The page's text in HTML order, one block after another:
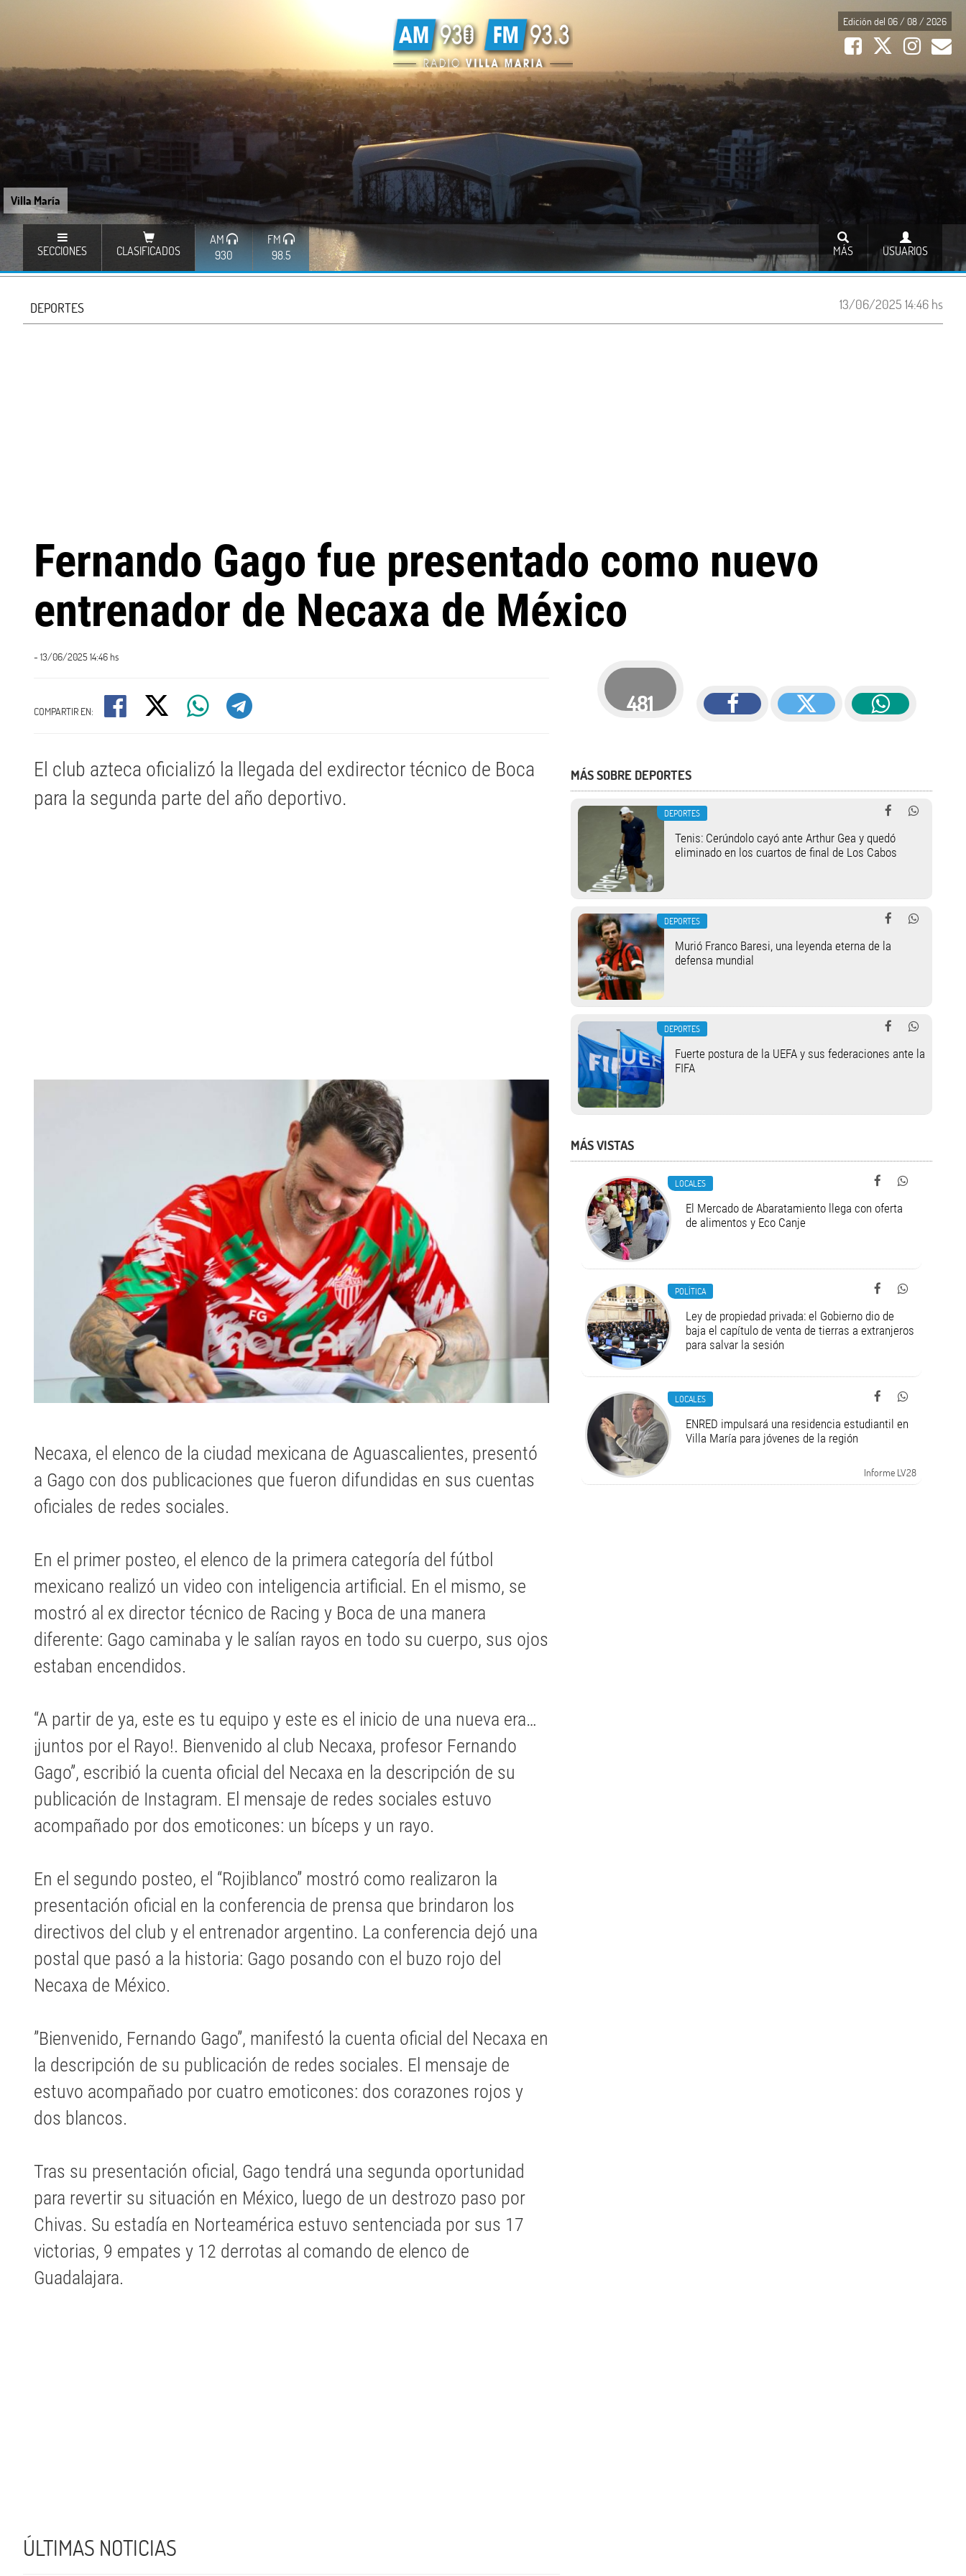
Villa María
Edición del 06 / 08 / 2026
SECCIONES CLASIFICADOS
AM
930
FM
98.5
USUARIOS
MÁS
13/06/2025 14:46 hs
DEPORTES
Fernando Gago fue presentado como nuevo
entrenador de Necaxa de México
- 13/06/2025 14:46 hs
COMPARTIR EN:
El club azteca oficializó la llegada del exdirector técnico de Boca
para la segunda parte del año deportivo.
Necaxa, el elenco de la ciudad mexicana de Aguascalientes, presentó
a Gago con dos publicaciones que fueron difundidas en sus cuentas
oficiales de redes sociales.
En el primer posteo, el elenco de la primera categoría del fútbol
mexicano realizó un video con inteligencia artificial. En el mismo, se
mostró al ex director técnico de Racing y Boca de una manera
diferente: Gago caminaba y le salían rayos en todo su cuerpo, sus ojos
estaban encendidos.
“A partir de ya, este es tu equipo y este es el inicio de una nueva era…
¡juntos por el Rayo!. Bienvenido al club Necaxa, profesor Fernando
Gago”, escribió la cuenta oficial del Necaxa en la descripción de su
publicación de Instagram. El mensaje de redes sociales estuvo
acompañado por dos emoticones: un bíceps y un rayo.
En el segundo posteo, el “Rojiblanco” mostró como realizaron la
presentación oficial en la conferencia de prensa que brindaron los
directivos del club y el entrenador argentino. La conferencia dejó una
postal que pasó a la historia: Gago posando con el buzo rojo del
Necaxa de México.
”Bienvenido, Fernando Gago”, manifestó la cuenta oficial del Necaxa en
la descripción de su publicación de redes sociales. El mensaje de
estuvo acompañado por cuatro emoticones: dos corazones rojos y
dos blancos.
Tras su presentación oficial, Gago tendrá una segunda oportunidad
para revertir su situación en México, luego de un destrozo paso por
Chivas. Su estadía en Norteamérica estuvo sentenciada por sus 17
victorias, 9 empates y 12 derrotas al comando de elenco de
Guadalajara.
ÚLTIMAS NOTICIAS
481
MÁS SOBRE DEPORTES
DEPORTES
Tenis: Cerúndolo cayó ante Arthur Gea y quedó
eliminado en los cuartos de final de Los Cabos
DEPORTES
Murió Franco Baresi, una leyenda eterna de la
defensa mundial
DEPORTES
Fuerte postura de la UEFA y sus federaciones ante la
FIFA
MÁS VISTAS
LOCALES
El Mercado de Abaratamiento llega con oferta
de alimentos y Eco Canje
POLÍTICA
Ley de propiedad privada: el Gobierno dio de
baja el capítulo de venta de tierras a extranjeros
para salvar la sesión
LOCALES
ENRED impulsará una residencia estudiantil en
Villa María para jóvenes de la región
Informe LV28